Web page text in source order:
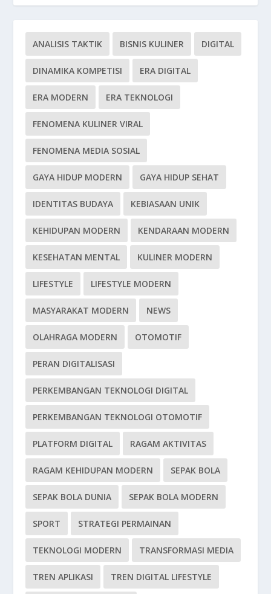
ANALISIS TAKTIK BISNIS KULINER DIGITAL
DINAMIKA KOMPETISI ERA DIGITAL
ERA MODERN ERA TEKNOLOGI
FENOMENA KULINER VIRAL
FENOMENA MEDIA SOSIAL
GAYA HIDUP MODERN GAYA HIDUP SEHAT
IDENTITAS BUDAYA KEBIASAAN UNIK
KEHIDUPAN MODERN KENDARAAN MODERN
KESEHATAN MENTAL KULINER MODERN
LIFESTYLE LIFESTYLE MODERN
MASYARAKAT MODERN NEWS
OLAHRAGA MODERN OTOMOTIF
PERAN DIGITALISASI
PERKEMBANGAN TEKNOLOGI DIGITAL
PERKEMBANGAN TEKNOLOGI OTOMOTIF
PLATFORM DIGITAL RAGAM AKTIVITAS
RAGAM KEHIDUPAN MODERN SEPAK BOLA
SEPAK BOLA DUNIA SEPAK BOLA MODERN
SPORT STRATEGI PERMAINAN
TEKNOLOGI MODERN TRANSFORMASI MEDIA
TREN APLIKASI TREN DIGITAL LIFESTYLE